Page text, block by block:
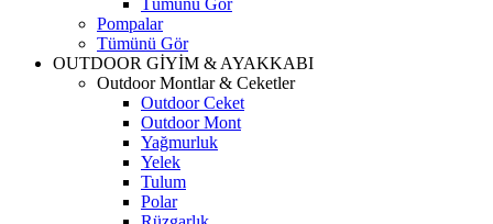
Tümünü Gör
Pompalar
Tümünü Gör
OUTDOOR GİYİM & AYAKKABI
Outdoor Montlar & Ceketler
Outdoor Ceket
Outdoor Mont
Yağmurluk
Yelek
Tulum
Polar